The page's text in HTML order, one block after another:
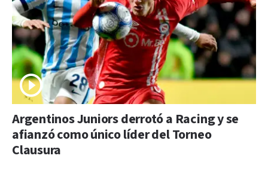
Argentinos Juniors derrotó a Racing y se
afianzó como único líder del Torneo
Clausura